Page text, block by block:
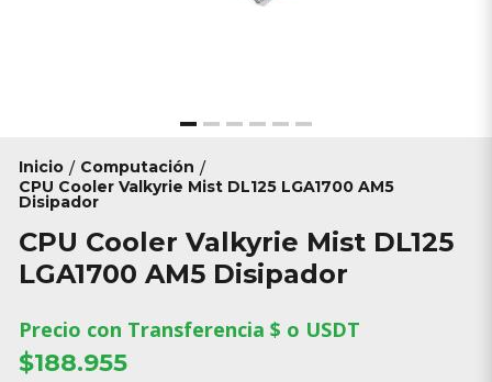
Inicio / Computación /
CPU Cooler Valkyrie Mist DL125 LGA1700 AM5
Disipador
CPU Cooler Valkyrie Mist DL125
LGA1700 AM5 Disipador
Precio con Transferencia $ o USDT
$188.955